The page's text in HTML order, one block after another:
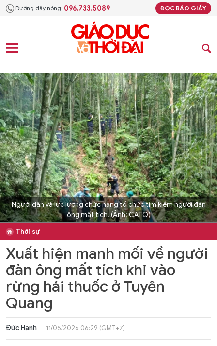
Đường dây nóng: 096.733.5089 ĐỌC BÁO GIẤY
Người dân và lực lượng chức năng tổ chức tìm kiếm người đàn
ông mất tích. (Ảnh: CATQ)
Thời sự
Xuất hiện manh mối về người
đàn ông mất tích khi vào
rừng hái thuốc ở Tuyên
Quang
Đức Hạnh 11/05/2026 06:29 (GMT+7)